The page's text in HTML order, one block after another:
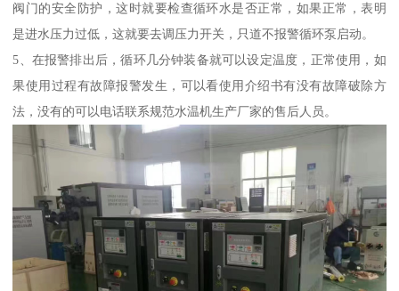
阀门的安全防护，这时就要检查循环水是否正常，如果正常，表明
是进水压力过低，这就要去调压力开关，只道不报警循环泵启动。
5、在报警排出后，循环几分钟装备就可以设定温度，正常使用，如
果使用过程有故障报警发生，可以看使用介绍书有没有故障破除方
法，没有的可以电话联系规范水温机生产厂家的售后人员。